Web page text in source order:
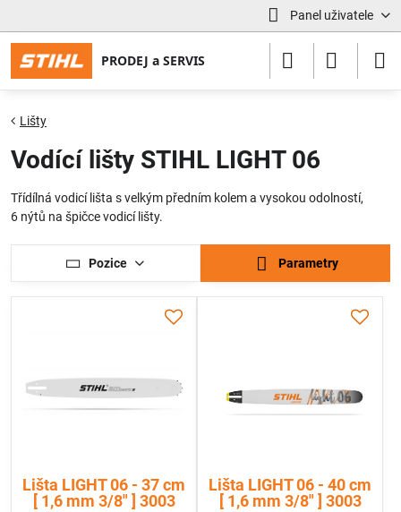
Panel uživatele
Lišty
Vodící lišty STIHL LIGHT 06
Třídílná vodicí lišta s velkým předním kolem a vysokou odolností,
6 nýtů na špičce vodicí lišty.
Pozice Parametry
Lišta LIGHT 06 - 37 cm
[ 1,6 mm 3/8" ] 3003
Lišta LIGHT 06 - 40 cm
[ 1,6 mm 3/8" ] 3003